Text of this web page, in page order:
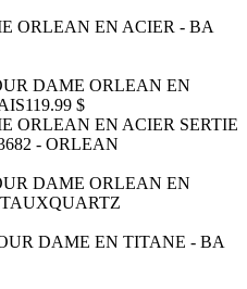
DAME ORLEAN EN
119.99 $
DAME ORLEAN EN
QUARTZ